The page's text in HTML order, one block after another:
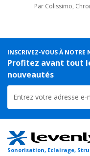
intelligent intégré qui
Le sélecteur prend en
entrées HDMI.
En plus de l'audio
simultanément intégré à
• Supporte HDMI 2.0 et
10.
• Compatible HDCP 2.2.
Par Colissimo,
INSCRIVEZ-VOUS À NOTRE
Profitez avant tout
nouveautés
Sonorisation, Eclairage,